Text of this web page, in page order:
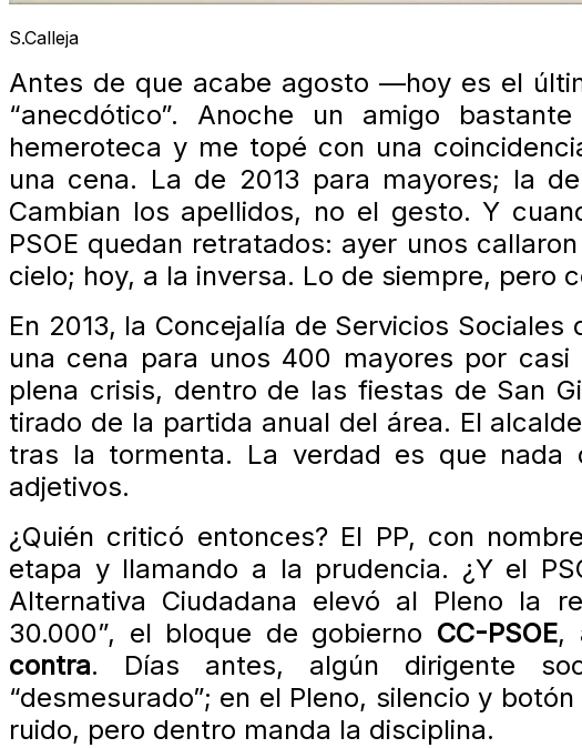
S.Calleja
Antes de que acabe agosto —hoy es el
“anecdótico”. Anoche un amigo
hemeroteca y me topé con una
una cena. La de 2013 para mayores; la
Cambian los apellidos, no el gesto. Y
PSOE quedan retratados: ayer unos
cielo; hoy, a la inversa. Lo de siempre, pero
En 2013, la Concejalía de Servicios
una cena para unos 400 mayores por
plena crisis, dentro de las fiestas de San
tirado de la partida anual del área. El
tras la tormenta. La verdad es que nada
adjetivos.
¿Quién criticó entonces? El PP, con
etapa y llamando a la prudencia. ¿Y el
Alternativa Ciudadana elevó al Pleno la
30.000”, el bloque de gobierno CC-PSOE,
contra. Días antes, algún dirigente
“desmesurado”; en el Pleno, silencio y
ruido, pero dentro manda la disciplina.